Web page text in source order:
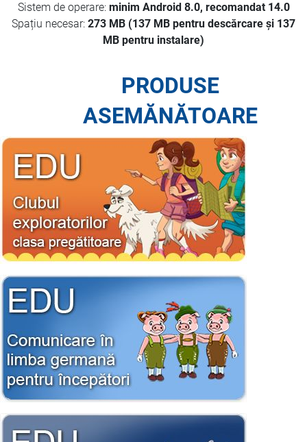
Sistem de operare: minim Android 8.0, recomandat 14.0
Spațiu necesar: 273 MB (137 MB pentru descărcare și 137
MB pentru instalare)
PRODUSE
ASEMĂNĂTOARE